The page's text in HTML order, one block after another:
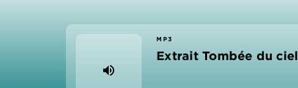
volume_up
MP3
Extrait Tombée du ciel